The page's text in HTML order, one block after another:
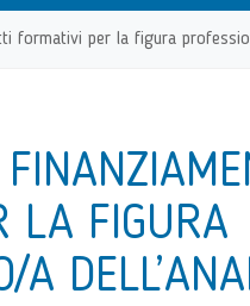
per la figura
LA FIGURA
A